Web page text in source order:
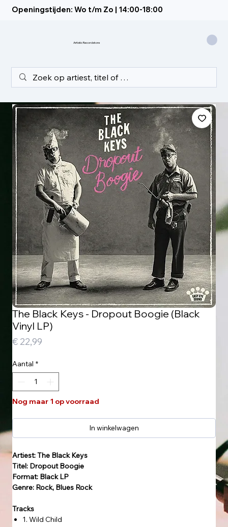
Openingstijden: Wo t/m Zo | 14:00-18:00
Artistic Recordstore
The Black Keys - Dropout Boogie (Black
Vinyl LP)
€ 22,99
Aantal *
Nog maar 1 op voorraad
In winkelwagen
Artiest: The Black Keys
Titel: Dropout Boogie
Format: Black LP
Genre: Rock, Blues Rock
Tracks
1. Wild Child